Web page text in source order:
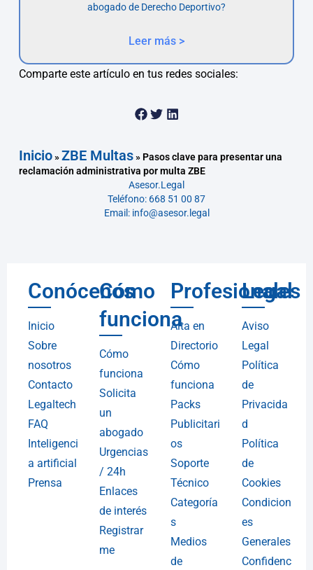
abogado de Derecho Deportivo?
Leer más >
Comparte este artículo en tus redes sociales:
Inicio»ZBE Multas» Pasos clave para presentar una
reclamación administrativa por multa ZBE
Asesor.Legal
Teléfono: 668 51 00 87
Email: info@asesor.legal
Conócenos
Inicio
Sobre
nosotros
Contacto
Legaltech
FAQ
Inteligenci
a artificial
Prensa
Cómo
funciona
Cómo
funciona
Solicita
un
abogado
Urgencias
/ 24h
Enlaces
de interés
Registrar
me
Profesionales
Alta en
Directorio
Cómo
funciona
Packs
Publicitari
os
Soporte
Técnico
Categoría
s
Medios
de
Legal
Aviso
Legal
Política
de
Privacida
d
Política
de
Cookies
Condicion
es
Generales
Confidenc